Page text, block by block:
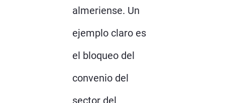
almeriense. Un
ejemplo claro es
el bloqueo del
convenio del
sector del